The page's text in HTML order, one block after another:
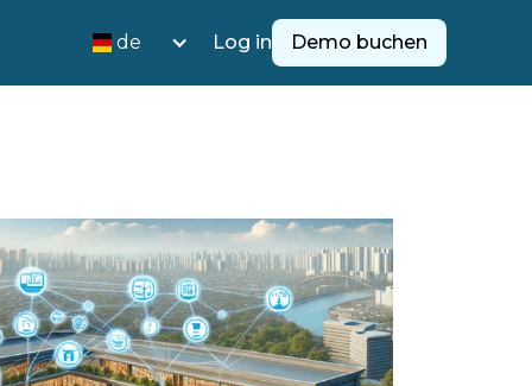
de Log in Demo buchen